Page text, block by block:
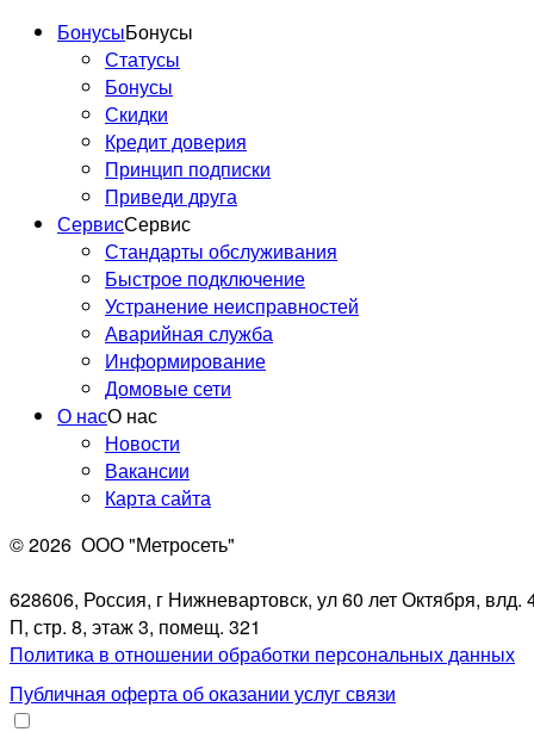
БонусыБонусы
Статусы
Бонусы
Скидки
Кредит доверия
Принцип подписки
Приведи друга
СервисСервис
Стандарты обслуживания
Быстрое подключение
Устранение неисправностей
Аварийная служба
Информирование
Домовые сети
О насО нас
Новости
Вакансии
Карта сайта
© 2026 ООО "Метросеть"
628606, Россия, г Нижневартовск, ул 60 лет Октября, влд.
П, стр. 8, этаж 3, помещ. 321
Политика в отношении обработки персональных данных
Публичная оферта об оказании услуг связи